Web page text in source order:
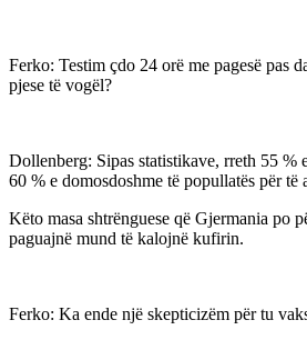
Ferko: Testim çdo 24 orë me pagesë pas
pjese të vogël?
Dollenberg: Sipas statistikave, rreth 55 %
60 % e domosdoshme të popullatës për të
Këto masa shtrënguese që Gjermania po
paguajnë mund të kalojnë kufirin.
Ferko: Ka ende një skepticizëm për tu